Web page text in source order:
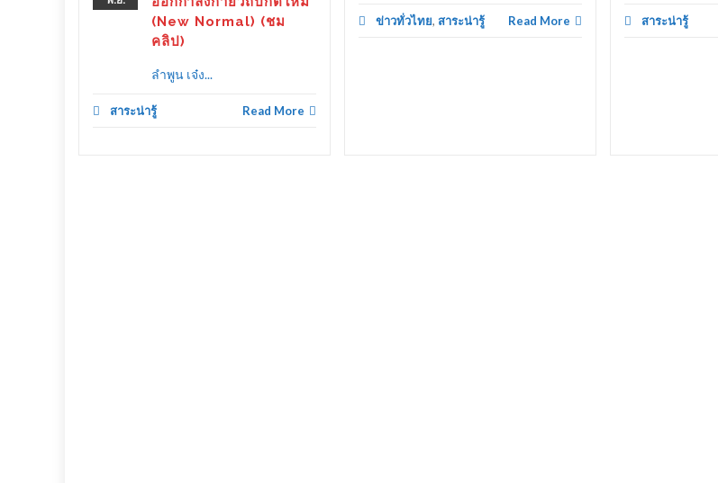
(New Normal) (ชม
คลิป)
ลำพูน เจ๋ง...
สาระน่ารู้ Read More
ข่าวทั่วไทย, สาระน่ารู้ Read More สาระน่ารู้